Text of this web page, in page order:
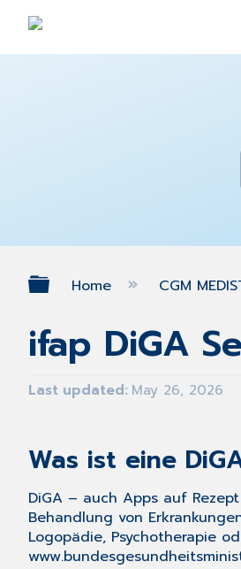
Expand/
Home CGM
ifap DiGA
Last updated May 26, 2026
Was ist eine
DiGA – auch Apps auf
Behandlung von
Logopädie, Psychotherapie